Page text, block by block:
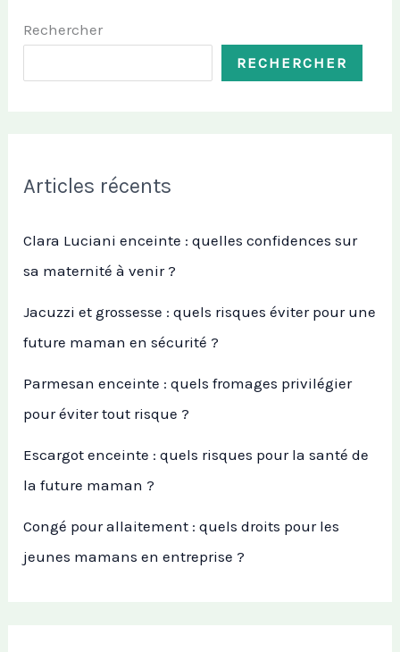
Rechercher
RECHERCHER
Articles récents
Clara Luciani enceinte : quelles confidences sur
sa maternité à venir ?
Jacuzzi et grossesse : quels risques éviter pour une
future maman en sécurité ?
Parmesan enceinte : quels fromages privilégier
pour éviter tout risque ?
Escargot enceinte : quels risques pour la santé de
la future maman ?
Congé pour allaitement : quels droits pour les
jeunes mamans en entreprise ?